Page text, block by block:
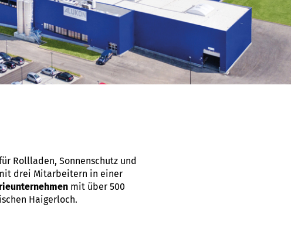
Rollladen, Sonnenschutz und
drei Mitarbeitern in einer
mit über 500
Haigerloch.